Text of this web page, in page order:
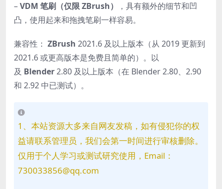
–VDM 笔刷（仅限 ZBrush）
，具有额外的细节和凹
凸，使用起来和拖拽笔刷一样容易。
兼容性： ZBrush 2021.6 及以上版本（从 2019 更新到
2021.6 或更高版本是免费且简单的）。以
及 Blender2.80 及以上版本（在 Blender 2.80、2.90
和 2.92 中已测试）。
1、本站资源大多来自网友发稿，如有侵犯你的权
益请联系管理员，我们会第一时间进行审核删除。
仅用于个人学习或测试研究使用，Email：
730033856@qq.com